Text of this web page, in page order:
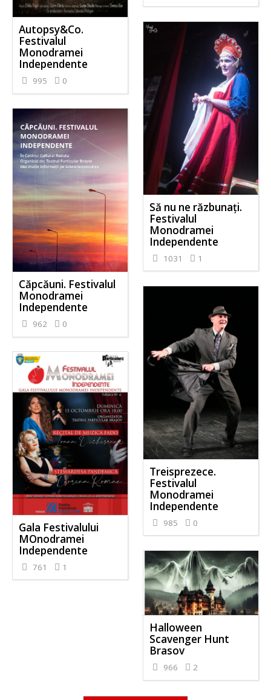
Autopsy&Co.
Festivalul
Monodramei
Independente
995 0
Să nu ne răzbunați.
Festivalul
Monodramei
Independente
1031 1
Căpcăuni. Festivalul
Monodramei
Independente
962 0
Treisprezece.
Festivalul
Monodramei
Independente
985 0
Gala Festivalului
MOnodramei
Independente
761 1
Halloween
Scavenger Hunt
Brasov
966 2